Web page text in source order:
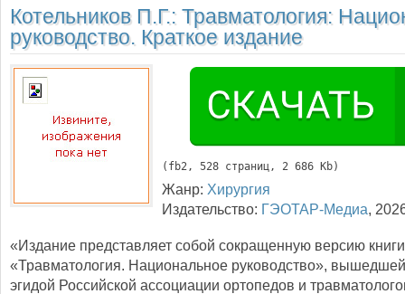
Котельников П.Г.: Травматология:
руководство. Краткое издание
( fb2, 528 страниц, 2 686 Kb)
Жанр: Хирургия
Издательство: ГЭОТАР-Медиа,
«Издание представляет собой сокращенную версию книги
«Травматология. Национальное руководство», вышедшей
эгидой Российской ассоциации ортопедов и